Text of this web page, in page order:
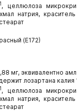
1, целлюлоза
натрия,
(Е172)
мг, эквивалентно
лозартана калия
1, целлюлоза
натрия,